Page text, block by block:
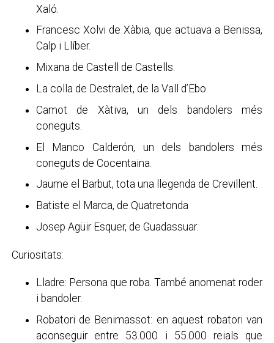
Xaló.
Francesc Xolvi de Xàbia, que actuava a Benissa,
Calp i Llíber.
Mixana de Castell de Castells.
La colla de Destralet, de la Vall d’Ebo.
Camot de Xàtiva, un dels bandolers més
coneguts.
El Manco Calderón, un dels bandolers més
coneguts de Cocentaina.
Jaume el Barbut, tota una llegenda de Crevillent.
Batiste el Marca, de Quatretonda
Josep Agüir Esquer, de Guadassuar.
Curiositats:
Lladre: Persona que roba. També anomenat roder
i bandoler.
Robatori de Benimassot: en aquest robatori van
aconseguir entre 53.000 i 55.000 reials que